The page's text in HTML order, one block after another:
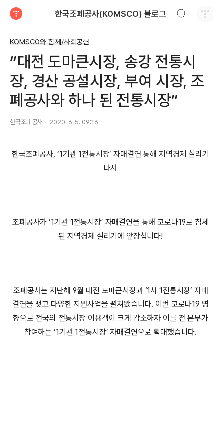
한국조폐공사(KOMSCO) 블로그
KOMSCO와 함께/사회공헌
“대전 도마큰시장, 송강 전통시
장, 경산 공설시장, 부여 시장, 조
폐공사와 하나 된 전통시장”
한국조폐공사 2020. 6. 5. 09:16
한국조폐공사, ‘1기관 1전통시장’ 자매결연 통해 지역경제 살리기
나서
조폐공사가 ‘1기관 1전통시장’ 자매결연을 통해 코로나19로 침체
된 지역경제 살리기에 앞장섭니다!
조폐공사는 지난해 9월 대전 도마큰시장과 ‘1사 1전통시장’ 자매
결연을 맺고 다양한 지원사업을 펼쳐왔습니다. 이번 코로나19 영
향으로 전국의 전통시장 이용객이 크게 감소하자 이를 전 본부가
참여하는 ‘1기관 1전통시장’ 자매결연으로 확대했습니다.